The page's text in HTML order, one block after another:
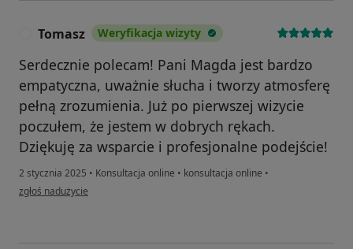
Tomasz Weryfikacja wizyty
Serdecznie polecam! Pani Magda jest bardzo
empatyczna, uważnie słucha i tworzy atmosferę
pełną zrozumienia. Już po pierwszej wizycie
poczułem, że jestem w dobrych rękach.
Dziękuję za wsparcie i profesjonalne podejście!
2 stycznia 2025 • Konsultacja online • konsultacja online •
w opinii użytkownika Tomasz
zgłoś nadużycie